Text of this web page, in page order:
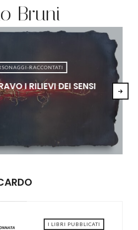
Bruni
RACCONTATI
I RILIEVI DEI SENSI
I LIBRI PUBBLICATI